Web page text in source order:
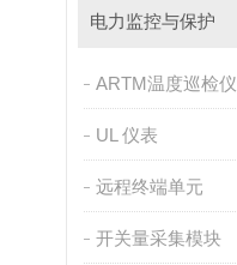
电力监控与保护
ARTM温度巡检仪
UL 仪表
远程终端单元
开关量采集模块